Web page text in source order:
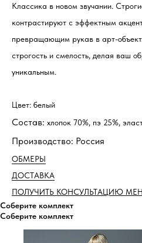
Классика в новом звучании.
контрастируют с эффектным
превращающим рукав в арт-
строгость и смелость, делая ваш
уникальным.
Цвет: белый
Состав: хлопок 70%, пэ 25%,
Производство: Россия
ОБМЕРЫ
ДОСТАВКА
ПОЛУЧИТЬ КОНСУЛЬТАЦИЮ
Соберите комплект
Соберите комплект